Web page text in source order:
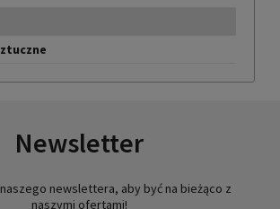
Newsletter
newslettera, aby być na bieżąco z
naszymi ofertami!